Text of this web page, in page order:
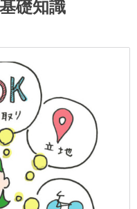
礎知識